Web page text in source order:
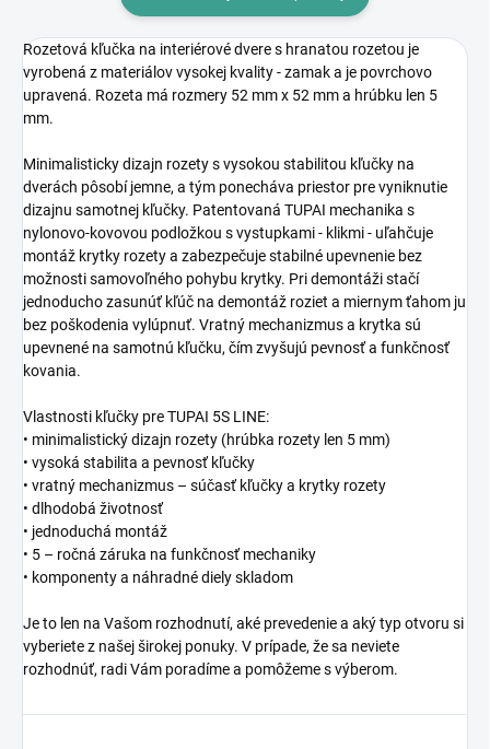
Rozetová kľučka na interiérové dvere s hranatou rozetou je
vyrobená z materiálov vysokej kvality - zamak a je povrchovo
upravená. Rozeta má rozmery 52 mm x 52 mm a hrúbku len 5
mm.
Minimalisticky dizajn rozety s vysokou stabilitou kľučky na
dverách pôsobí jemne, a tým ponecháva priestor pre vyniknutie
dizajnu samotnej kľučky. Patentovaná TUPAI mechanika s
nylonovo-kovovou podložkou s vystupkami - klikmi - uľahčuje
montáž krytky rozety a zabezpečuje stabilné upevnenie bez
možnosti samovoľného pohybu krytky. Pri demontáži stačí
jednoducho zasunúť kľúč na demontáž roziet a miernym ťahom ju
bez poškodenia vylúpnuť. Vratný mechanizmus a krytka sú
upevnené na samotnú kľučku, čím zvyšujú pevnosť a funkčnosť
kovania.
Vlastnosti kľučky pre TUPAI 5S LINE:
• minimalistický dizajn rozety (hrúbka rozety len 5 mm)
• vysoká stabilita a pevnosť kľučky
• vratný mechanizmus – súčasť kľučky a krytky rozety
• dlhodobá životnosť
• jednoduchá montáž
• 5 – ročná záruka na funkčnosť mechaniky
• komponenty a náhradné diely skladom
Je to len na Vašom rozhodnutí, aké prevedenie a aký typ otvoru si
vyberiete z našej širokej ponuky. V prípade, že sa neviete
rozhodnúť, radi Vám poradíme a pomôžeme s výberom.